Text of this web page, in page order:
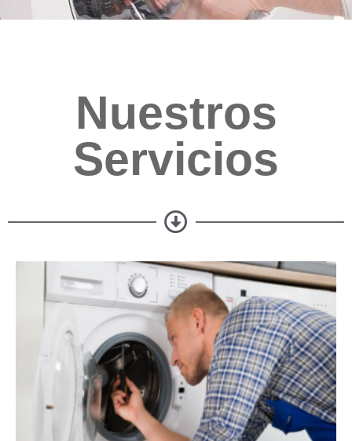
Nuestros
Servicios